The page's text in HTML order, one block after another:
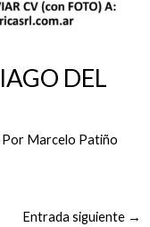
DEL
Por Marcelo Patiño
Entrada siguiente →